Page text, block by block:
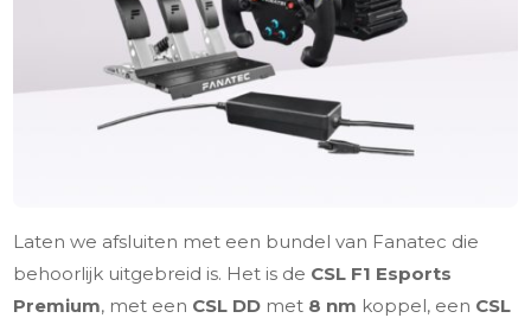
Laten we afsluiten met een bundel van Fanatec die
behoorlijk uitgebreid is. Het is de CSL F1 Esports
Premium, met een CSL DD met 8 nm koppel, een CSL